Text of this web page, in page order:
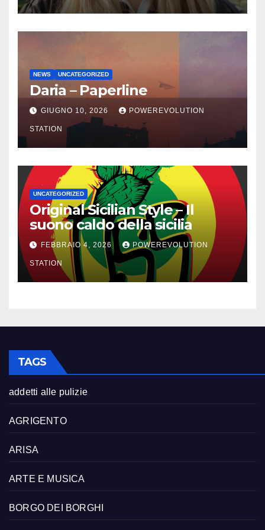
NEWS UNCATEGORIZED
Daria – Paperline
GIUGNO 10, 2026 POWEREVOLUTION
STATION
UNCATEGORIZED
Original Sicilian Style – Il
suono caldo della sicilia
FEBBRAIO 4, 2026 POWEREVOLUTION
STATION
TAGS
addetti alle pulizie
AGRIGENTO
ARISA
ARTE E MUSICA
BORGO DEI BORGHI